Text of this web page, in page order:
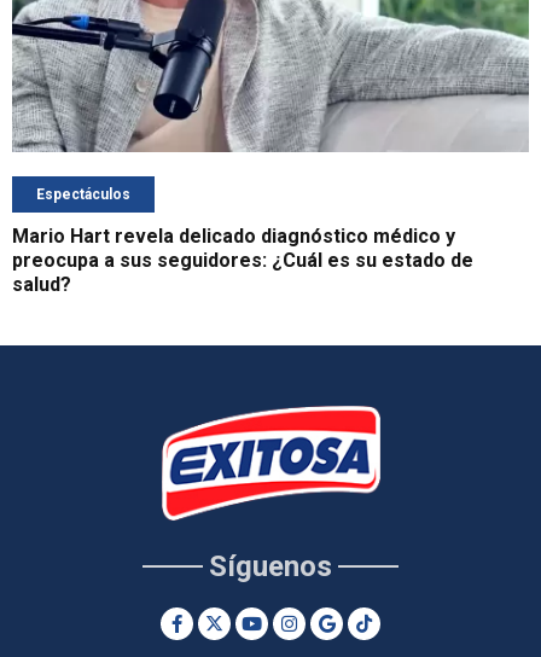
Espectáculos
Mario Hart revela delicado diagnóstico médico y
preocupa a sus seguidores: ¿Cuál es su estado de
salud?
Síguenos